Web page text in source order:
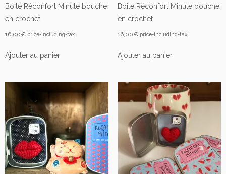
Boite Réconfort Minute bouche
en crochet
16,00€ price-including-tax
Ajouter au panier
Boite Réconfort Minute bouche
en crochet
16,00€ price-including-tax
Ajouter au panier